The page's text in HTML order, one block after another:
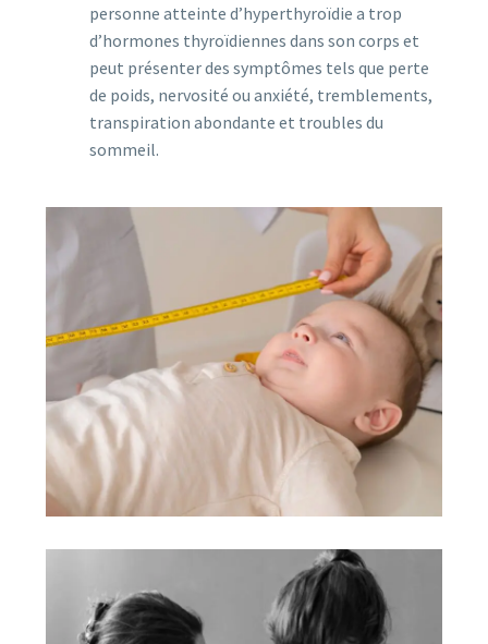
personne atteinte d’hyperthyroïdie a trop
d’hormones thyroïdiennes dans son corps et
peut présenter des symptômes tels que perte
de poids, nervosité ou anxiété, tremblements,
transpiration abondante et troubles du
sommeil.